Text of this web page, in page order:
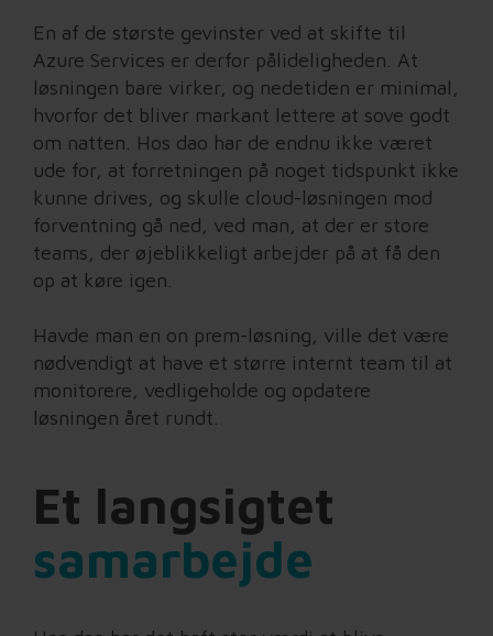
En af de største gevinster ved at skifte til
Azure Services er derfor pålideligheden. At
løsningen bare virker, og nedetiden er minimal,
hvorfor det bliver markant lettere at sove godt
om natten. Hos dao har de endnu ikke været
ude for, at forretningen på noget tidspunkt ikke
kunne drives, og skulle cloud-løsningen mod
forventning gå ned, ved man, at der er store
teams, der øjeblikkeligt arbejder på at få den
op at køre igen.
Havde man en on prem-løsning, ville det være
nødvendigt at have et større internt team til at
monitorere, vedligeholde og opdatere
løsningen året rundt.
Et langsigtet
samarbejde